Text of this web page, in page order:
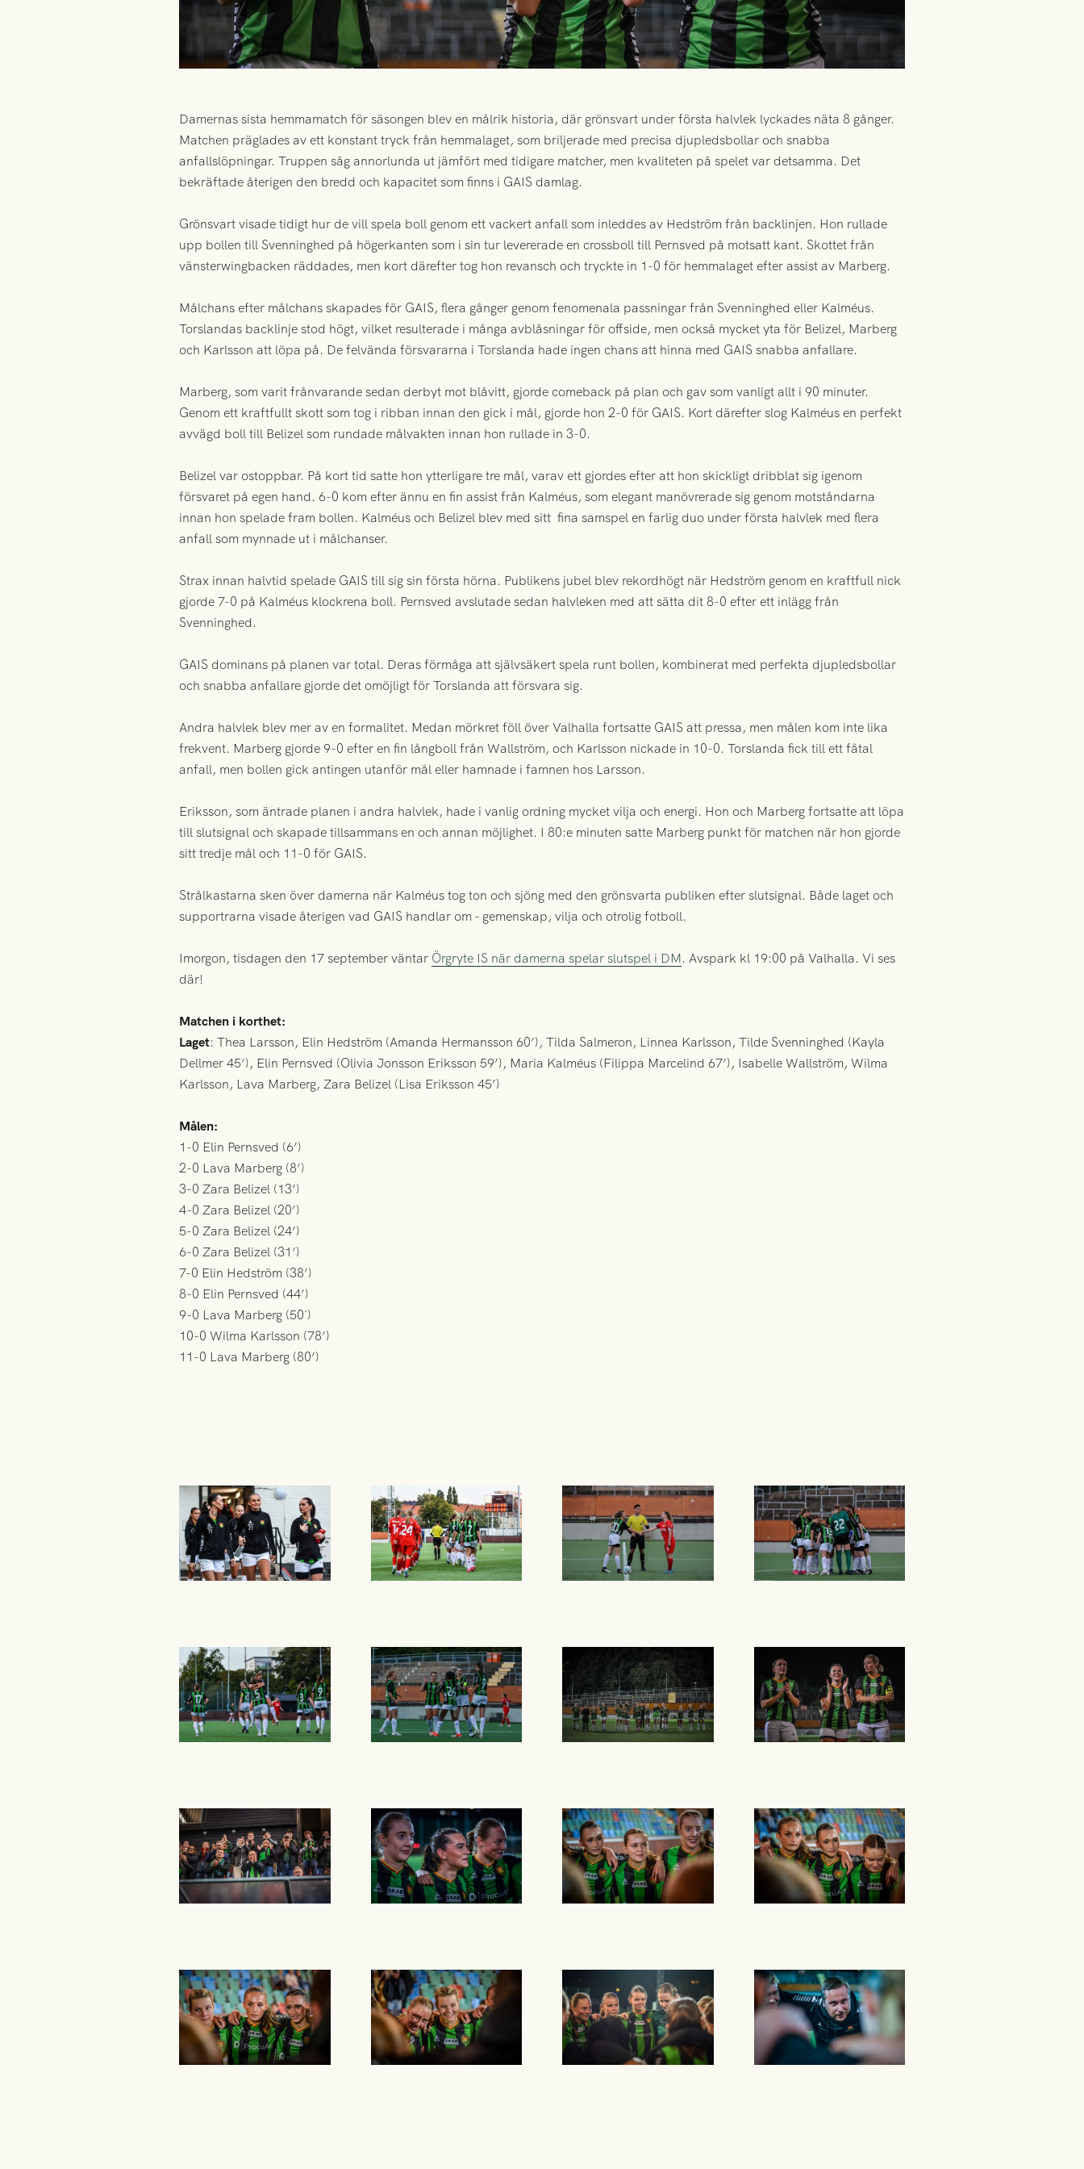
Damernas sista hemmamatch för säsongen blev en målrik historia, där grönsvart under första halvlek lyckades näta 8 gånger.
Matchen präglades av ett konstant tryck från hemmalaget, som briljerade med precisa djupledsbollar och snabba
anfallslöpningar. Truppen såg annorlunda ut jämfört med tidigare matcher, men kvaliteten på spelet var detsamma. Det
bekräftade återigen den bredd och kapacitet som finns i GAIS damlag.
Grönsvart visade tidigt hur de vill spela boll genom ett vackert anfall som inleddes av Hedström från backlinjen. Hon rullade
upp bollen till Svenninghed på högerkanten som i sin tur levererade en crossboll till Pernsved på motsatt kant. Skottet från
vänsterwingbacken räddades, men kort därefter tog hon revansch och tryckte in 1-0 för hemmalaget efter assist av Marberg.
Målchans efter målchans skapades för GAIS, flera gånger genom fenomenala passningar från Svenninghed eller Kalméus.
Torslandas backlinje stod högt, vilket resulterade i många avblåsningar för offside, men också mycket yta för Belizel, Marberg
och Karlsson att löpa på. De felvända försvararna i Torslanda hade ingen chans att hinna med GAIS snabba anfallare.
Marberg, som varit frånvarande sedan derbyt mot blåvitt, gjorde comeback på plan och gav som vanligt allt i 90 minuter.
Genom ett kraftfullt skott som tog i ribban innan den gick i mål, gjorde hon 2-0 för GAIS. Kort därefter slog Kalméus en perfekt
avvägd boll till Belizel som rundade målvakten innan hon rullade in 3-0.
Belizel var ostoppbar. På kort tid satte hon ytterligare tre mål, varav ett gjordes efter att hon skickligt dribblat sig igenom
försvaret på egen hand. 6-0 kom efter ännu en fin assist från Kalméus, som elegant manövrerade sig genom motståndarna
innan hon spelade fram bollen. Kalméus och Belizel blev med sitt fina samspel en farlig duo under första halvlek med flera
anfall som mynnade ut i målchanser.
Strax innan halvtid spelade GAIS till sig sin första hörna. Publikens jubel blev rekordhögt när Hedström genom en kraftfull nick
gjorde 7-0 på Kalméus klockrena boll. Pernsved avslutade sedan halvleken med att sätta dit 8-0 efter ett inlägg från
Svenninghed.
GAIS dominans på planen var total. Deras förmåga att självsäkert spela runt bollen, kombinerat med perfekta djupledsbollar
och snabba anfallare gjorde det omöjligt för Torslanda att försvara sig.
Andra halvlek blev mer av en formalitet. Medan mörkret föll över Valhalla fortsatte GAIS att pressa, men målen kom inte lika
frekvent. Marberg gjorde 9-0 efter en fin långboll från Wallström, och Karlsson nickade in 10-0. Torslanda fick till ett fåtal
anfall, men bollen gick antingen utanför mål eller hamnade i famnen hos Larsson.
Eriksson, som äntrade planen i andra halvlek, hade i vanlig ordning mycket vilja och energi. Hon och Marberg fortsatte att löpa
till slutsignal och skapade tillsammans en och annan möjlighet. I 80:e minuten satte Marberg punkt för matchen när hon gjorde
sitt tredje mål och 11-0 för GAIS.
Strålkastarna sken över damerna när Kalméus tog ton och sjöng med den grönsvarta publiken efter slutsignal. Både laget och
supportrarna visade återigen vad GAIS handlar om - gemenskap, vilja och otrolig fotboll.
Imorgon, tisdagen den 17 september väntar Örgryte IS när damerna spelar slutspel i DM. Avspark kl 19:00 på Valhalla. Vi ses
där!
Matchen i korthet:
Laget: Thea Larsson, Elin Hedström (Amanda Hermansson 60’), Tilda Salmeron, Linnea Karlsson, Tilde Svenninghed (Kayla
Dellmer 45’), Elin Pernsved (Olivia Jonsson Eriksson 59’), Maria Kalméus (Filippa Marcelind 67’), Isabelle Wallström, Wilma
Karlsson, Lava Marberg, Zara Belizel (Lisa Eriksson 45’)
Målen:
1-0 Elin Pernsved (6’)
2-0 Lava Marberg (8’)
3-0 Zara Belizel (13’)
4-0 Zara Belizel (20’)
5-0 Zara Belizel (24’)
6-0 Zara Belizel (31’)
7-0 Elin Hedström (38’)
8-0 Elin Pernsved (44’)
9-0 Lava Marberg (50´)
10-0 Wilma Karlsson (78’)
11-0 Lava Marberg (80’)